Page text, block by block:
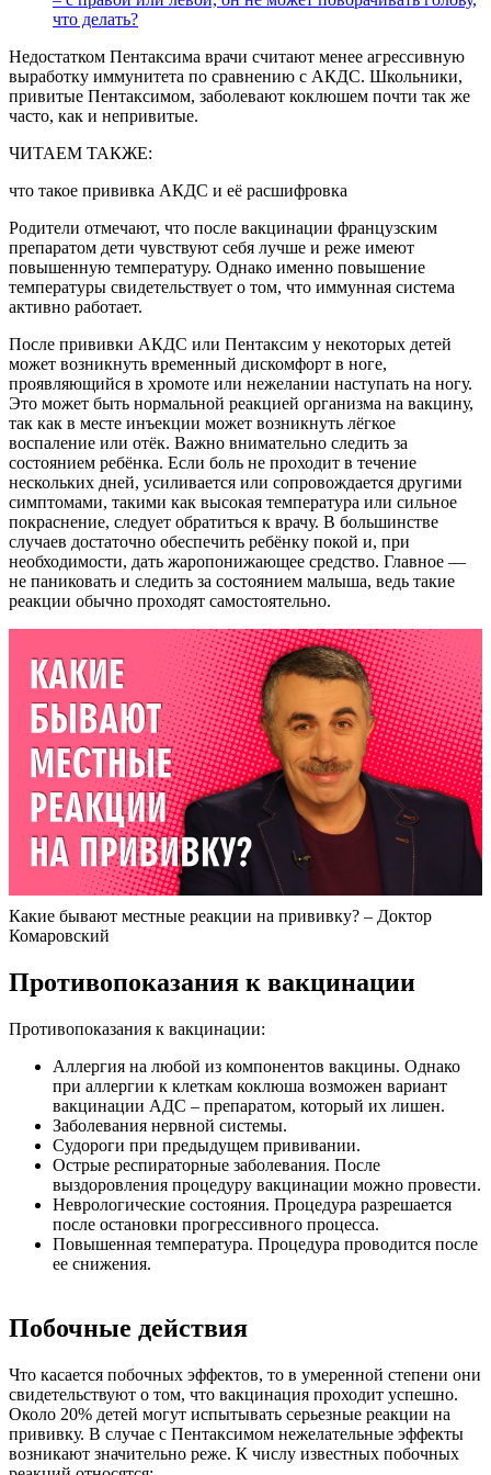
что делать?
Недостатком Пентаксима врачи считают менее агрессивную
выработку иммунитета по сравнению с АКДС. Школьники,
привитые Пентаксимом, заболевают коклюшем почти так же
часто, как и непривитые.
ЧИТАЕМ ТАКЖЕ:
что такое прививка АКДС и её расшифровка
Родители отмечают, что после вакцинации французским
препаратом дети чувствуют себя лучше и реже имеют
повышенную температуру. Однако именно повышение
температуры свидетельствует о том, что иммунная система
активно работает.
После прививки АКДС или Пентаксим у некоторых детей
может возникнуть временный дискомфорт в ноге,
проявляющийся в хромоте или нежелании наступать на ногу.
Это может быть нормальной реакцией организма на вакцину,
так как в месте инъекции может возникнуть лёгкое
воспаление или отёк. Важно внимательно следить за
состоянием ребёнка. Если боль не проходит в течение
нескольких дней, усиливается или сопровождается другими
симптомами, такими как высокая температура или сильное
покраснение, следует обратиться к врачу. В большинстве
случаев достаточно обеспечить ребёнку покой и, при
необходимости, дать жаропонижающее средство. Главное —
не паниковать и следить за состоянием малыша, ведь такие
реакции обычно проходят самостоятельно.
Какие бывают местные реакции на прививку? – Доктор
Комаровский
Противопоказания к вакцинации
Противопоказания к вакцинации:
Аллергия на любой из компонентов вакцины. Однако
при аллергии к клеткам коклюша возможен вариант
вакцинации АДС – препаратом, который их лишен.
Заболевания нервной системы.
Судороги при предыдущем прививании.
Острые респираторные заболевания. После
выздоровления процедуру вакцинации можно провести.
Неврологические состояния. Процедура разрешается
после остановки прогрессивного процесса.
Повышенная температура. Процедура проводится после
ее снижения.
Побочные действия
Что касается побочных эффектов, то в умеренной степени они
свидетельствуют о том, что вакцинация проходит успешно.
Около 20% детей могут испытывать серьезные реакции на
прививку. В случае с Пентаксимом нежелательные эффекты
возникают значительно реже. К числу известных побочных